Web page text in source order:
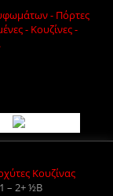
Κουζίνας
– 2+ ½B